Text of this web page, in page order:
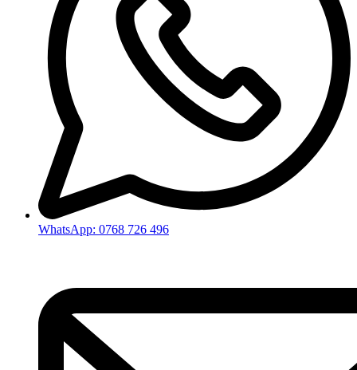
WhatsApp: 0768 726 496